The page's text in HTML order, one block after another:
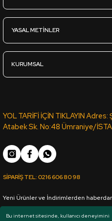
Bu internet sitesinde, kullanıcı deneyimini
Sgl-828-Parlak-Sis Gri - Lak
4.945,00
Sgl-715-Parlak-İrony - Lak
YASAL METİNLER
KURUMSAL
YOL TARİFİ İÇİN TIKLAYIN
Atabek Sk. No:48 Ümraniye/
SİPARİŞ TEL:0216 606 80 98
Yeni Ürünler ve İndirimlerden